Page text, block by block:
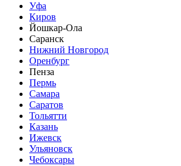
Уфа
Киров
Йошкар-Ола
Саранск
Нижний Новгород
Оренбург
Пенза
Пермь
Самара
Саратов
Тольятти
Казань
Ижевск
Ульяновск
Чебоксары